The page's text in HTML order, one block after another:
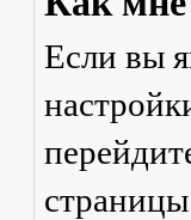
Если вы